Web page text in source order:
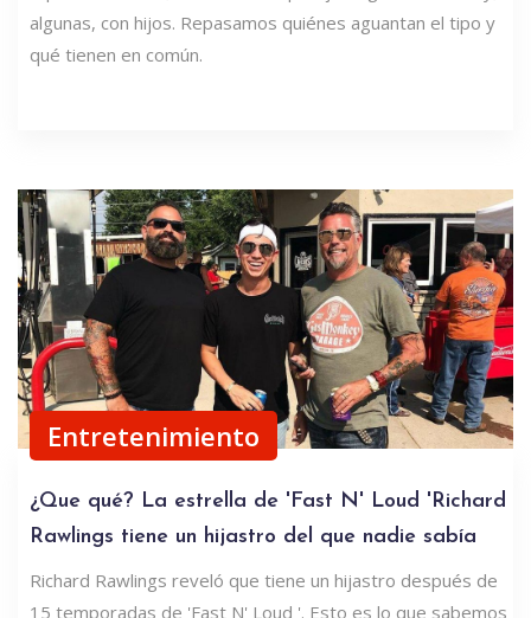
algunas, con hijos. Repasamos quiénes aguantan el tipo y
qué tienen en común.
Entretenimiento
¿Que qué? La estrella de 'Fast N' Loud 'Richard
Rawlings tiene un hijastro del que nadie sabía
Richard Rawlings reveló que tiene un hijastro después de
15 temporadas de 'Fast N' Loud '. Esto es lo que sabemos